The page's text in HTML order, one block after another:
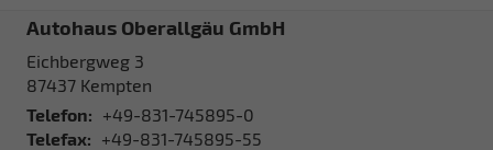
Autohaus Oberallgäu GmbH
Eichbergweg 3
87437 Kempten
Telefon: +49-831-745895-0
Telefax: +49-831-745895-55